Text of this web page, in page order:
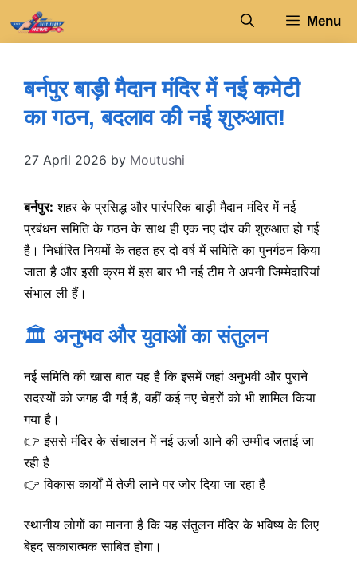
Menu
बर्नपुर बाड़ी मैदान मंदिर में नई कमेटी
का गठन, बदलाव की नई शुरुआत!
27 April 2026 by Moutushi
बर्नपुर: शहर के प्रसिद्ध और पारंपरिक बाड़ी मैदान मंदिर में नई
प्रबंधन समिति के गठन के साथ ही एक नए दौर की शुरुआत हो गई
है। निर्धारित नियमों के तहत हर दो वर्ष में समिति का पुनर्गठन किया
जाता है और इसी क्रम में इस बार भी नई टीम ने अपनी जिम्मेदारियां
संभाल ली हैं।
🏛️ अनुभव और युवाओं का संतुलन
नई समिति की खास बात यह है कि इसमें जहां अनुभवी और पुराने
सदस्यों को जगह दी गई है, वहीं कई नए चेहरों को भी शामिल किया
गया है।
👉 इससे मंदिर के संचालन में नई ऊर्जा आने की उम्मीद जताई जा
रही है
👉 विकास कार्यों में तेजी लाने पर जोर दिया जा रहा है
स्थानीय लोगों का मानना है कि यह संतुलन मंदिर के भविष्य के लिए
बेहद सकारात्मक साबित होगा।